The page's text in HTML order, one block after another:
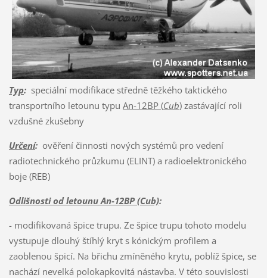
Typ:speciální modifikace středně těžkého taktického
transportního letounu typu An-12BP (Cub)zastávající roli
vzdušné zkušebny
Určení:ověření činnosti nových systémů pro vedení
radiotechnického průzkumu (ELINT) a radioelektronického
boje (REB)
Odlišnosti od letounu An-12BP (Cub):
- modifikovaná špice trupu. Ze špice trupu tohoto modelu
vystupuje dlouhý štíhlý kryt s kónickým profilem a
zaoblenou špicí. Na břichu zmíněného krytu, poblíž špice, se
nachází nevelká polokapkovitá nástavba. V této souvislosti